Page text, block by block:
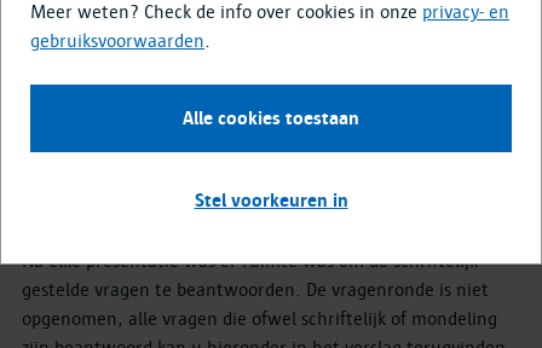
Op woensdag 16 september is er een digitale toelichting
doorgegaan over het RUP Sint-Anneke Plage en de
herinrichting van de inkomzone Gloriantlaan. Er waren in
totaal 23 deelnemers aanwezig op deze digitale toelichting.
toelichtingen zijn opgenomen enkan u hier herbekijken
Na elke presentatie was er ruimte was om de schriftelijk
gestelde vragen te beantwoorden. De vragenronde is niet
opgenomen, alle vragen die ofwel schriftelijk of mondeling
Meer weten? Check de info over cookies in onze privacy- en
gebruiksvoorwaarden.
Alle cookies toestaan
Stel voorkeuren in